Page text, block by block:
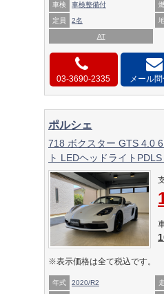
車検 車検整備付
定員 2名
AT
03-3690-2335 メール
ポルシェ
718 ボクスター GTS 4.0
ト LEDヘッドライト
イブシステム シートヒー
オートエアコン 電動可倒
ップブラックAkrapovic(
パイプ Cargraphicバルブ
※表示価格は全て税込です。
年式 2020/R2